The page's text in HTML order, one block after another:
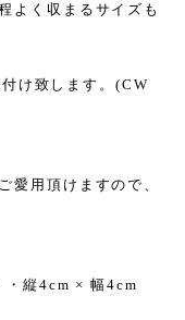
よく収まるサイズも
け致します。(CW
愛用頂けますので、
・縦4cm × 幅4cm